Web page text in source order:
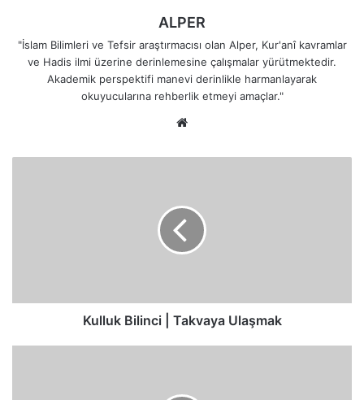
ALPER
"İslam Bilimleri ve Tefsir araştırmacısı olan Alper, Kur'anî kavramlar
ve Hadis ilmi üzerine derinlemesine çalışmalar yürütmektedir.
Akademik perspektifi manevi derinlikle harmanlayarak
okuyucularına rehberlik etmeyi amaçlar."
Kulluk Bilinci | Takvaya Ulaşmak